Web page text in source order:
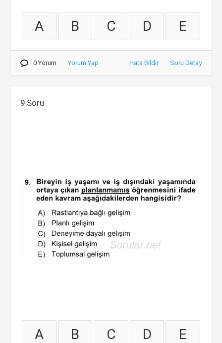
A B C D E
0 Yorum Yorum Yap Hata Bildir Soru Detay
9.Soru
A B C D E